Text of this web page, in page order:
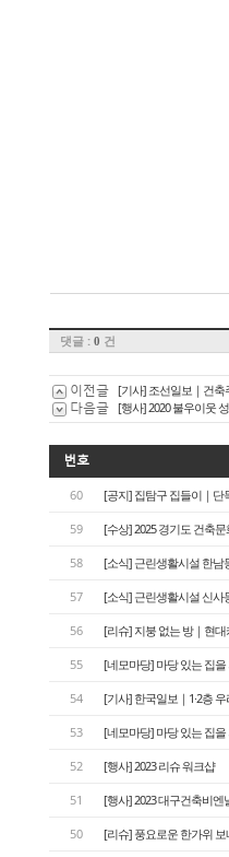
댓글 : 0 건
이전글 [기사] 조선일보｜건축
다음글 [행사] 2020 불우이웃
번호
60 [공지] 집탐구 집들이｜단
59 [수상] 2025 경기도 건축
58 [소식] 근린생활시설 한남
57 [소식] 근린생활시설 신사
56 [리슈] 지붕 없는 방｜현
55 [네모마당] 마당 있는 집
54 [기사] 한국일보｜1·2층
53 [네모마당] 마당 있는 집을
52 [행사] 2023 리슈 워크샵
51 [행사] 2023 대구건축비
50 [리슈] 풍요로운 한가위 보